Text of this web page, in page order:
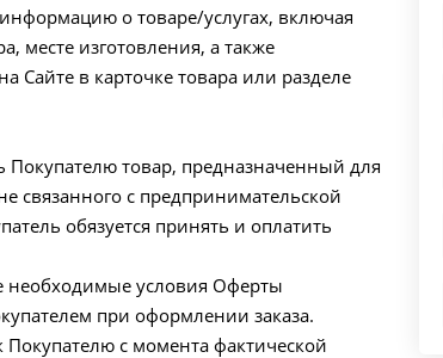
о товаре/услугах, включая
месте изготовления, а также
Сайте в карточке товара или разделе
товар, предназначенный для
связанного с предпринимательской
обязуется принять и оплатить
необходимые условия Оферты
при оформлении заказа.
с момента фактической